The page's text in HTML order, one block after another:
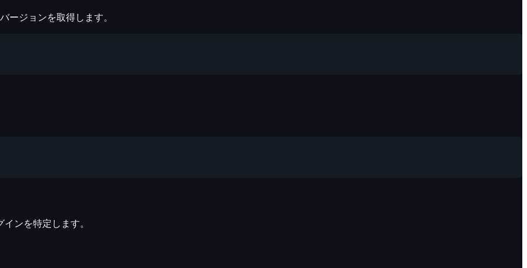
ージョンを取得します。
ンを特定します。